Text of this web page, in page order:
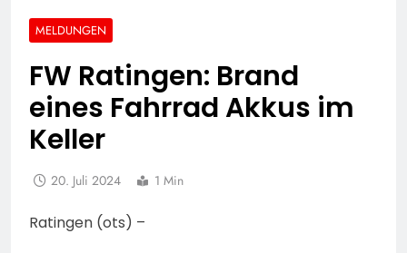
MELDUNGEN
FW Ratingen: Brand
eines Fahrrad Akkus im
Keller
20. Juli 2024 1 Min
Ratingen (ots) –